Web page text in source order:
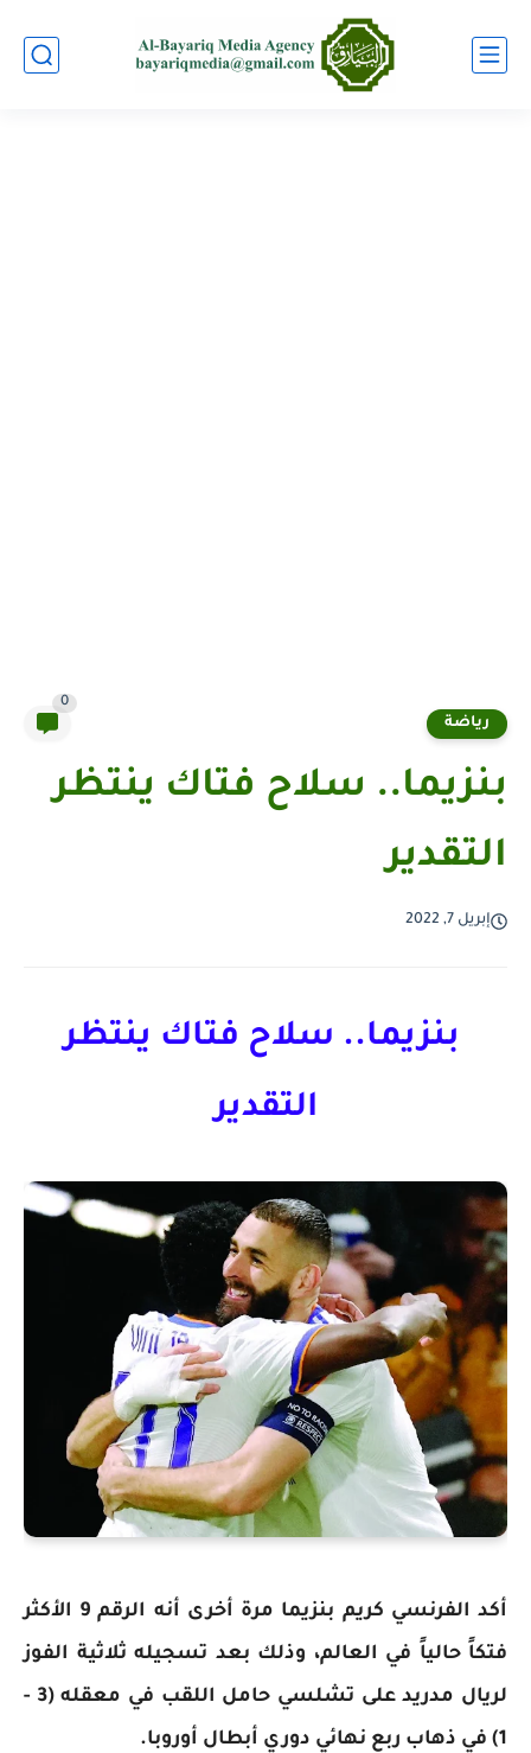
رياضة
0
بنزيما.. سلاح فتاك ينتظر
التقدير
إبريل 7, 2022
بنزيما.. سلاح فتاك ينتظر
التقدير
أكد الفرنسي كريم بنزيما مرة أخرى أنه الرقم 9 الأكثر
فتكاً حالياً في العالم، وذلك بعد تسجيله ثلاثية الفوز
لريال مدريد على تشلسي حامل اللقب في معقله (3 -
1) في ذهاب ربع نهائي دوري أبطال أوروبا.